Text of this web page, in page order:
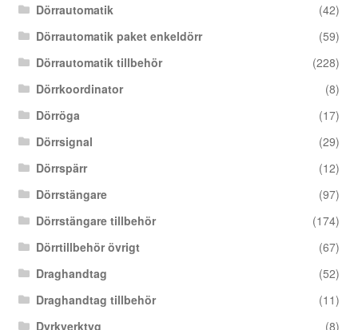
Dörrautomatik
(42)
Dörrautomatik paket enkeldörr
(59)
Dörrautomatik tillbehör
(228)
Dörrkoordinator
(8)
Dörröga
(17)
Dörrsignal
(29)
Dörrspärr
(12)
Dörrstängare
(97)
Dörrstängare tillbehör
(174)
Dörrtillbehör övrigt
(67)
Draghandtag
(52)
Draghandtag tillbehör
(11)
Dyrkverktyg
(8)